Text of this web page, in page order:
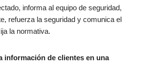
informa al equipo de seguridad,
refuerza la seguridad y comunica el
la normativa.
información de clientes en una